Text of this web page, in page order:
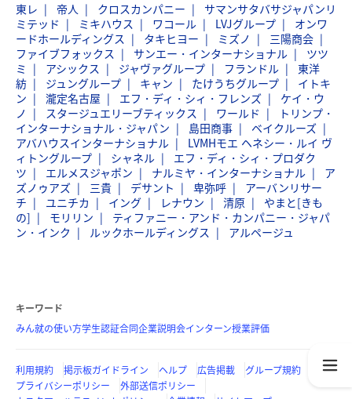
東レ 帝人 クロスカンパニー
サマンサタバサジャパンリ
ミテッド
ミキハウス ワコール LVJグループ
オンワ
ードホールディングス
タキヒヨー ミズノ
三陽商会
ファイブフォックス
サンエー・インターナショナル
ツツ
ミ
アシックス ジャヴァグループ フランドル
東洋
紡
ジュングループ キャン たけうちグループ
イトキ
ン
瀧定名古屋 エフ・ディ・シィ・フレンズ
ケイ・ウ
ノ
スタージュエリーブティックス ワールド
トリンプ・
インターナショナル・ジャパン
島田商事
ベイクルーズ
アバハウスインターナショナル
LVMHモエ ヘネシー・ルイ ヴ
ィトングループ
シャネル
エフ・ディ・シィ・プロダク
ツ
エルメスジャポン ナルミヤ・インターナショナル
ア
ズノゥアズ
三貴 デサント 卑弥呼
アーバンリサー
チ
ユニチカ イング レナウン 清原
やまと[きも
の]
モリリン
ティファニー・アンド・カンパニー・ジャパ
ン・インク
ルックホールディングス アルページュ
キーワード
みん就の使い方学生認証合同企業説明会インターン授業評価
利用規約 掲示板ガイドライン ヘルプ 広告掲載
グループ規約
プライバシーポリシー
外部送信ポリシー